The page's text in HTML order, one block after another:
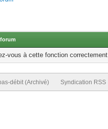
vous à cette fonction
débit (Archivé) Syndication RSS